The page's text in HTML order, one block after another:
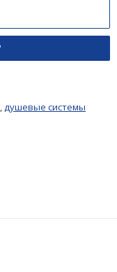
душевые системы